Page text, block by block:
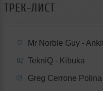
ТРЕК-ЛИСТ
01 Mr Norble Guy -
02 TekniQ - Kibuka
03 Greg Cerrone